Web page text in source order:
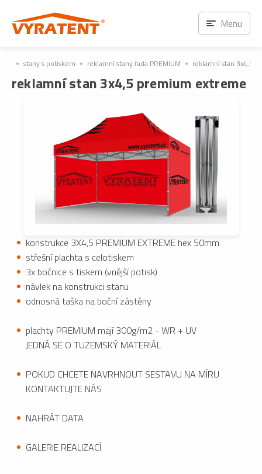
stany s potiskem reklamní stany řada PREMIUM reklamní stan 3x4,5
reklamní stan 3x4,5 premium extreme
konstrukce 3X4,5 PREMIUM EXTREME hex 50mm
střešní plachta s celotiskem
3x bočnice s tiskem (vnější potisk)
návlek na konstrukci stanu
odnosná taška na boční zástěny
plachty PREMIUM mají 300g/m2 - WR + UV
JEDNÁ SE O TUZEMSKÝ MATERIÁL
POKUD CHCETE NAVRHNOUT SESTAVU NA MÍRU
KONTAKTUJTE NÁS
NAHRÁT DATA
GALERIE REALIZACÍ
Menu